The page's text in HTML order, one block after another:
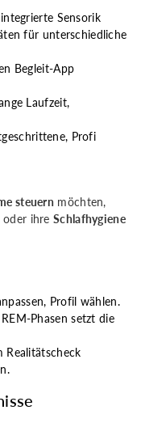
Sensorik
für unterschiedliche
Begleit-App
Laufzeit,
Profi
steuern möchten,
ihre Schlafhygiene
Profil wählen.
Phasen setzt die
Realitätscheck